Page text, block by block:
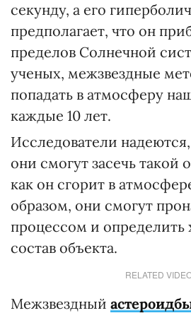
секунду, а его
предполагает, что он
пределов Солнечной
ученых, межзвездные
попадать в атмосферу
каждые 10 лет.
Исследователи
они смогут засечь такой
как он сгорит в
образом, они смогут
процессом и
состав объекта.
RELATED
Межзвездный астероид